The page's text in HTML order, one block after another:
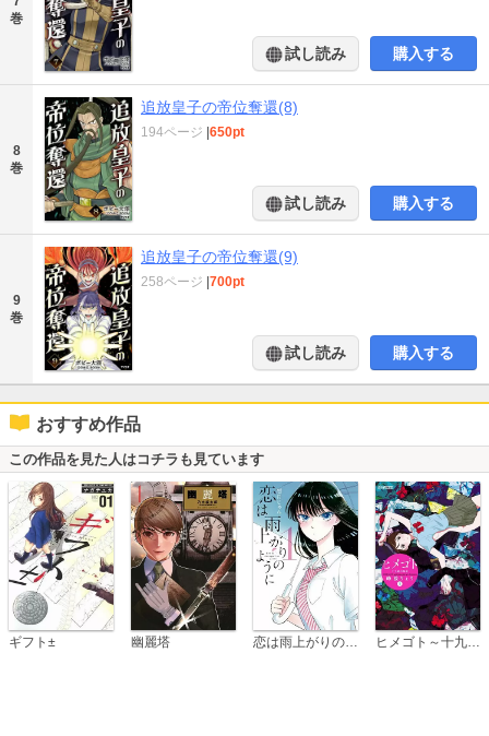
巻
試し読み 購入する
8
巻
追放皇子の帝位奪還(8)
194ページ |650pt
試し読み 購入する
9
巻
追放皇子の帝位奪還(9)
258ページ |700pt
試し読み 購入する
おすすめ作品
この作品を見た人はコチラも見ています
ギフト± 幽麗塔 ヒメゴト～十九歳の制服～